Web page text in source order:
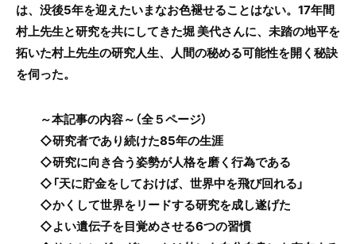
は、没後5年を迎えたいまなお色褪せることはない。17年間
村上先生と研究を共にしてきた堀 美代さんに、未踏の地平を
拓いた村上先生の研究人生、人間の秘める可能性を開く秘訣
を伺った。
～本記事の内容～（全５ページ）
◇研究者であり続けた85年の生涯
◇研究に向き合う姿勢が人格を磨く行為である
◇「天に貯金をしておけば、世界中を飛び回れる」
◇かくして世界をリードする研究を成し遂げた
◇よい遺伝子を目覚めさせる6つの習慣